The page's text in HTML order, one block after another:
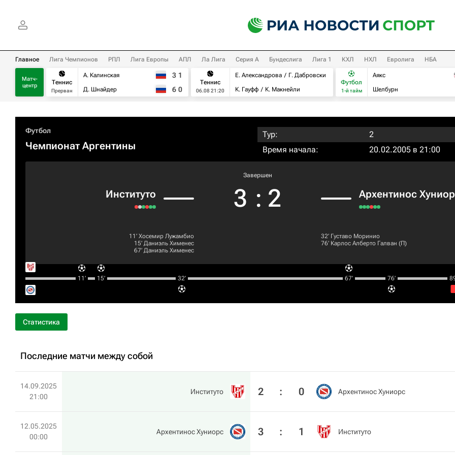
Главное Лига Чемпионов РПЛ Лига Европы АПЛ Ла Лига Серия А Бундеслига Лига 1 КХЛ НХЛ Евролига НБА
Матч-
центр
Теннис
Прерван
А. Калинская
Д. Шнайдер
3 1
6 0
Теннис
06.08 21:20
Е. Александрова
Г. Дабровски
К. Гауфф
К. Макнейли
Футбол
1-й тайм
Аякс
Шелбурн
Футбол
Чемпионат Аргентины
Тур:
2
Время начала:
20.02.2005 в 21:00
Институто
Завершен
3 : 2 Архентинос
11‎’‎ Хосемир Лужамбио
15‎’‎ Даниэль Хименес
67‎’‎ Даниэль Хименес
32‎’‎ Густаво Моринио
76‎’‎ Карлос Алберто Галван (П)
11‎’‎ 15‎’‎ 32‎’‎ 67‎’‎ 76‎’‎
Статистика
Последние матчи между собой
14.09.2025
21:00
Институто 2 : 0 Архентинос Хуниорс
12.05.2025
00:00
Архентинос Хуниорс 3 : 1 Институто